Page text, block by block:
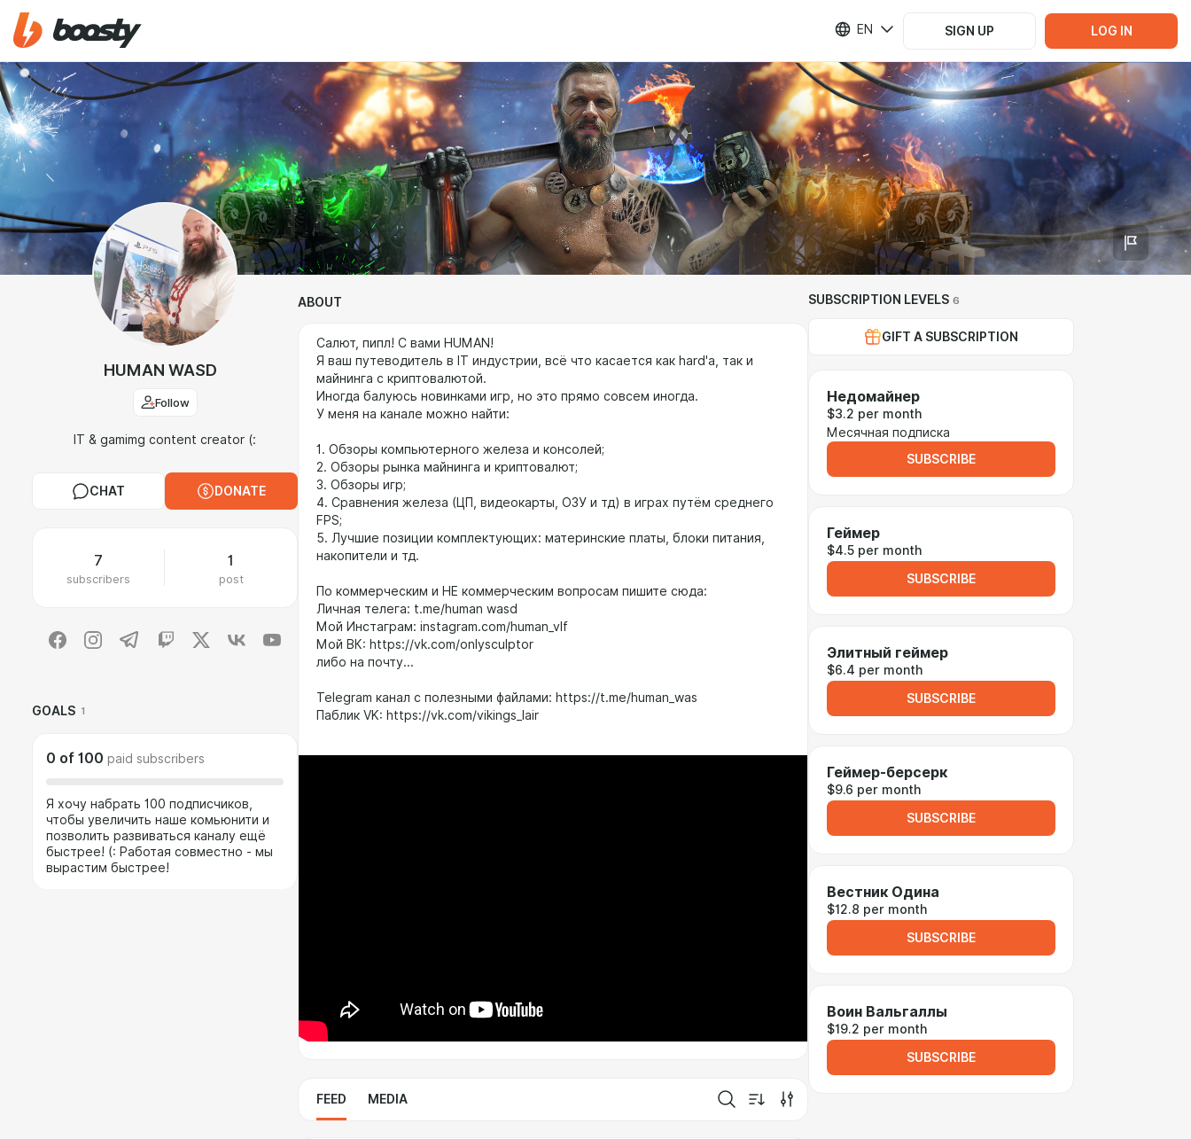
EN SIGN UP LOG IN
HUMAN WASD
Follow
IT & gamimg content creator (:
CHAT DONATE
7
subscribers
1
post
GOALS 1
0 of 100 paid subscribers
Я хочу набрать 100 подписчиков,
чтобы увеличить наше комьюнити и
позволить развиваться каналу ещё
быстрее! (: Работая совместно - мы
вырастим быстрее!
ABOUT
Салют, пипл! С вами HUMAN!
Я ваш путеводитель в IT индустрии, всё что касается как hard'a, так и
майнинга с криптовалютой.
Иногда балуюсь новинками игр, но это прямо совсем иногда.
У меня на канале можно найти:
1. Обзоры компьютерного железа и консолей;
2. Обзоры рынка майнинга и криптовалют;
3. Обзоры игр;
4. Сравнения железа (ЦП, видеокарты, ОЗУ и тд) в играх путём среднего
FPS;
5. Лучшие позиции комплектующих: материнские платы, блоки питания,
накопители и тд.
По коммерческим и НЕ коммерческим вопросам пишите сюда:
Личная телега: t.me/human wasd
Мой Инстаграм: instagram.com/human_vlf
Мой ВК: https://vk.com/onlysculptor
либо на почту...
Telegram канал с полезными файлами: https://t.me/human_was
Паблик VK: https://vk.com/vikings_lair
FEED MEDIA
SUBSCRIPTION LEVELS 6
GIFT A SUBSCRIPTION
Недомайнер
$3.2 per month
Месячная подписка
SUBSCRIBE
Геймер
$4.5 per month
SUBSCRIBE
Элитный геймер
$6.4 per month
SUBSCRIBE
Геймер-берсерк
$9.6 per month
SUBSCRIBE
Вестник Одина
$12.8 per month
SUBSCRIBE
Воин Вальгаллы
$19.2 per month
SUBSCRIBE